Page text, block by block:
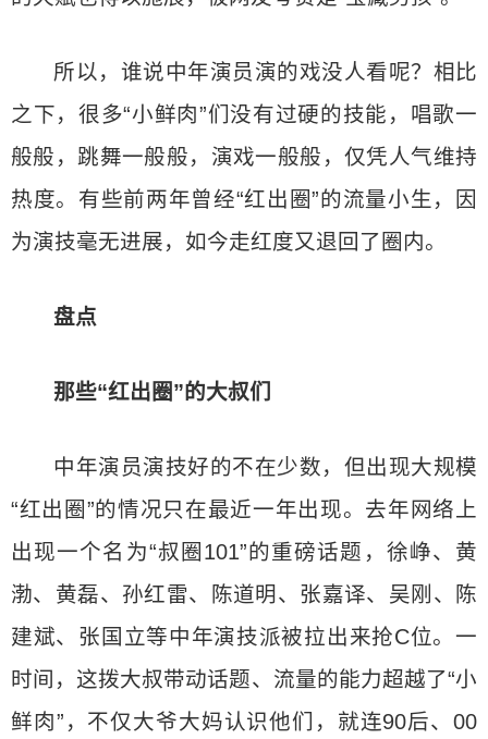
所以，谁说中年演员演的戏没人看呢？相比
之下，很多“小鲜肉”们没有过硬的技能，唱歌一
般般，跳舞一般般，演戏一般般，仅凭人气维持
热度。有些前两年曾经“红出圈”的流量小生，因
为演技毫无进展，如今走红度又退回了圈内。
盘点
那些“红出圈”的大叔们
中年演员演技好的不在少数，但出现大规模
“红出圈”的情况只在最近一年出现。去年网络上
出现一个名为“叔圈101”的重磅话题，徐峥、黄
渤、黄磊、孙红雷、陈道明、张嘉译、吴刚、陈
建斌、张国立等中年演技派被拉出来抢C位。一
时间，这拨大叔带动话题、流量的能力超越了“小
鲜肉”，不仅大爷大妈认识他们，就连90后、00